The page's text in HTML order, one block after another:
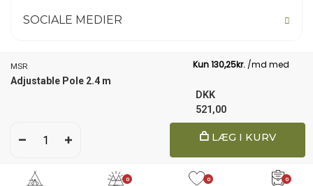
0 0 0
MSR
Adjustable Pole 2.4 m
DKK
521,00
LÆG I KURV
SOCIALE MEDIER
Not your country? Click here.
1